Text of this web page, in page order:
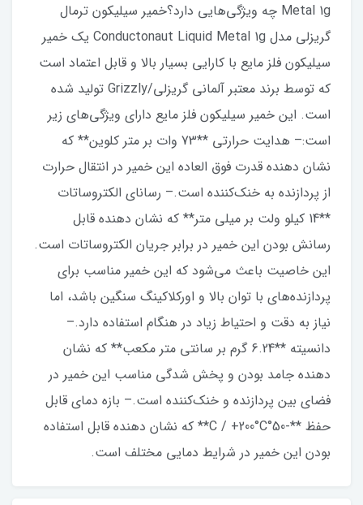
Metal 1g چه ویژگی‌هایی دارد؟خمیر سیلیکون ترمال
گریزلی مدل Conductonaut Liquid Metal 1g یک خمیر
سیلیکون فلز مایع با کارایی بسیار بالا و قابل اعتماد است
که توسط برند معتبر آلمانی گریزلی/Grizzly تولید شده
است. این خمیر سیلیکون فلز مایع دارای ویژگی‌های زیر
است:– هدایت حرارتی **73 وات بر متر کلوین** که
نشان دهنده قدرت فوق العاده این خمیر در انتقال حرارت
از پردازنده به خنک‌کننده است.– رسانای الکتروساتات
**14 کیلو ولت بر میلی متر** که نشان دهنده قابل
رسانش بودن این خمیر در برابر جریان الکتروساتات است.
این خاصیت باعث می‌شود که این خمیر مناسب برای
پردازنده‌های با توان بالا و اورکلاکینگ سنگین باشد، اما
نیاز به دقت و احتیاط زیاد در هنگام استفاده دارد.–
دانسیته **6.24 گرم بر سانتی متر مکعب** که نشان
دهنده جامد بودن و پخش شدگی مناسب این خمیر در
فضای بین پردازنده و خنک‌کننده است.– بازه دمای قابل
حفظ **-50°C / +200°C** که نشان دهنده قابل استفاده
بودن این خمیر در شرایط دمایی مختلف است.